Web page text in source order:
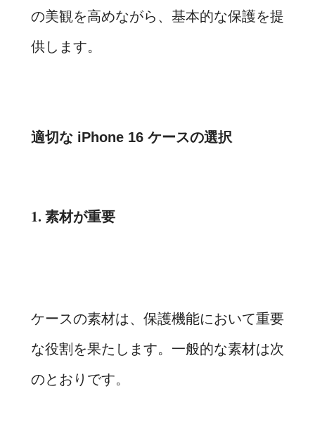
の美観を高めながら、基本的な保護を提
供します。
適切な iPhone 16 ケースの選択
1. 素材が重要
ケースの素材は、保護機能において重要
な役割を果たします。一般的な素材は次
のとおりです。